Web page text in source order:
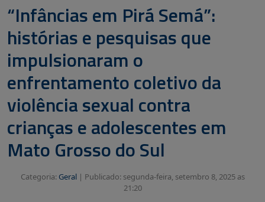
“Infâncias em Pirá Semá”:
histórias e pesquisas que
impulsionaram o
enfrentamento coletivo da
violência sexual contra
crianças e adolescentes em
Mato Grosso do Sul
Categoria: Geral| Publicado: segunda-feira, setembro 8, 2025 as
21:20